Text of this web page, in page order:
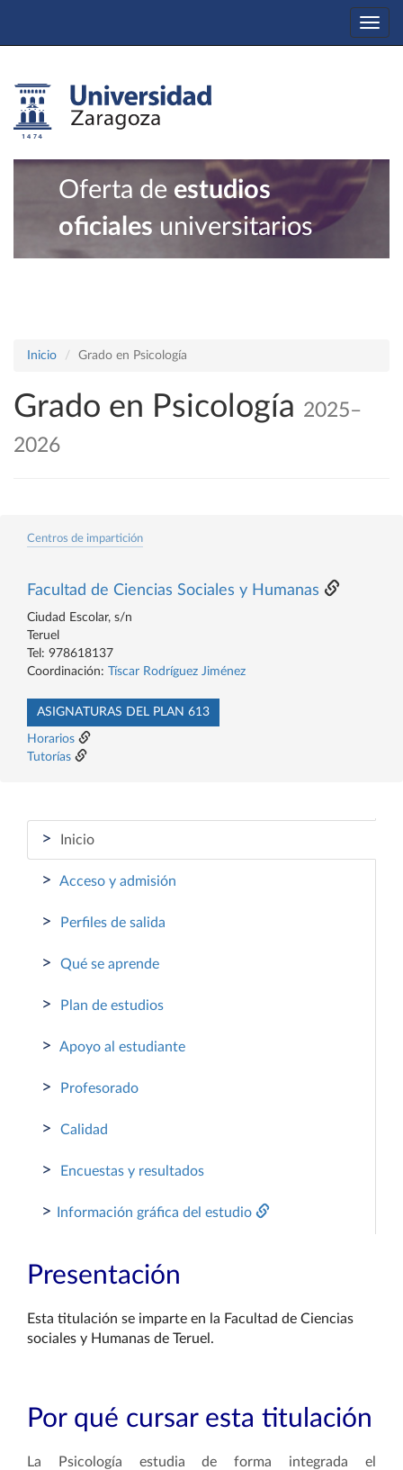
Oferta de estudios
oficiales universitarios
Inicio Grado en Psicología
Grado en Psicología 2025–
2026
Centros de impartición
Facultad de Ciencias Sociales y Humanas
Ciudad Escolar, s/n
Teruel
Tel: 978618137
Coordinación:
Tíscar Rodríguez Jiménez
ASIGNATURAS DEL PLAN 613
Horarios
Tutorías
> Inicio
> Acceso y admisión
> Perfiles de salida
> Qué se aprende
> Plan de estudios
> Apoyo al estudiante
> Profesorado
> Calidad
> Encuestas y resultados
> Información gráfica del estudio
Presentación
Esta titulación se imparte en la Facultad de Ciencias
sociales y Humanas de Teruel.
Por qué cursar esta titulación
La Psicología estudia de forma integrada el